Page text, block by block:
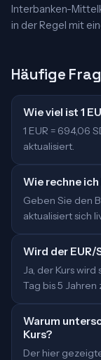
Interbanken-
in der Regel mit
Häufige
Wie viel ist 1
1 EUR = 694,06
aktualisiert.
Wie rechne
Geben Sie den
aktualisiert sich
Wird der
Ja, der Kurs
Tag bis 5
Warum
Kurs?
Der hier